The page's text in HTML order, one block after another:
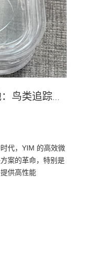
YIM 的高效微型太阳能电池：鸟类追踪的未来
代，YIM 的高效微
案的革命，特别是
供高性能